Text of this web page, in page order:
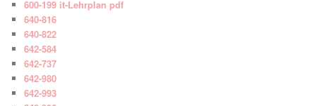
600-199 it-Lehrplan pdf
640-816
640-822
642-584
642-737
642-980
642-993